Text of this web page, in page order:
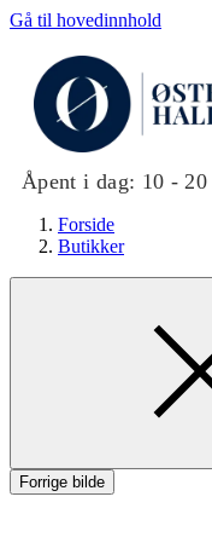
Gå til hovedinnhold
Åpent i dag: 10 - 20
Mat og drikke
Aktiviteter
Forside
Butikker
Forrige bilde